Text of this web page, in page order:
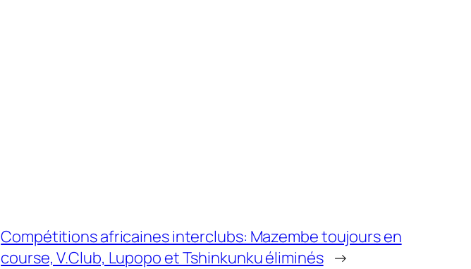
Compétitions africaines interclubs: Mazembe toujours en
course, V.Club, Lupopo et Tshinkunku éliminés →